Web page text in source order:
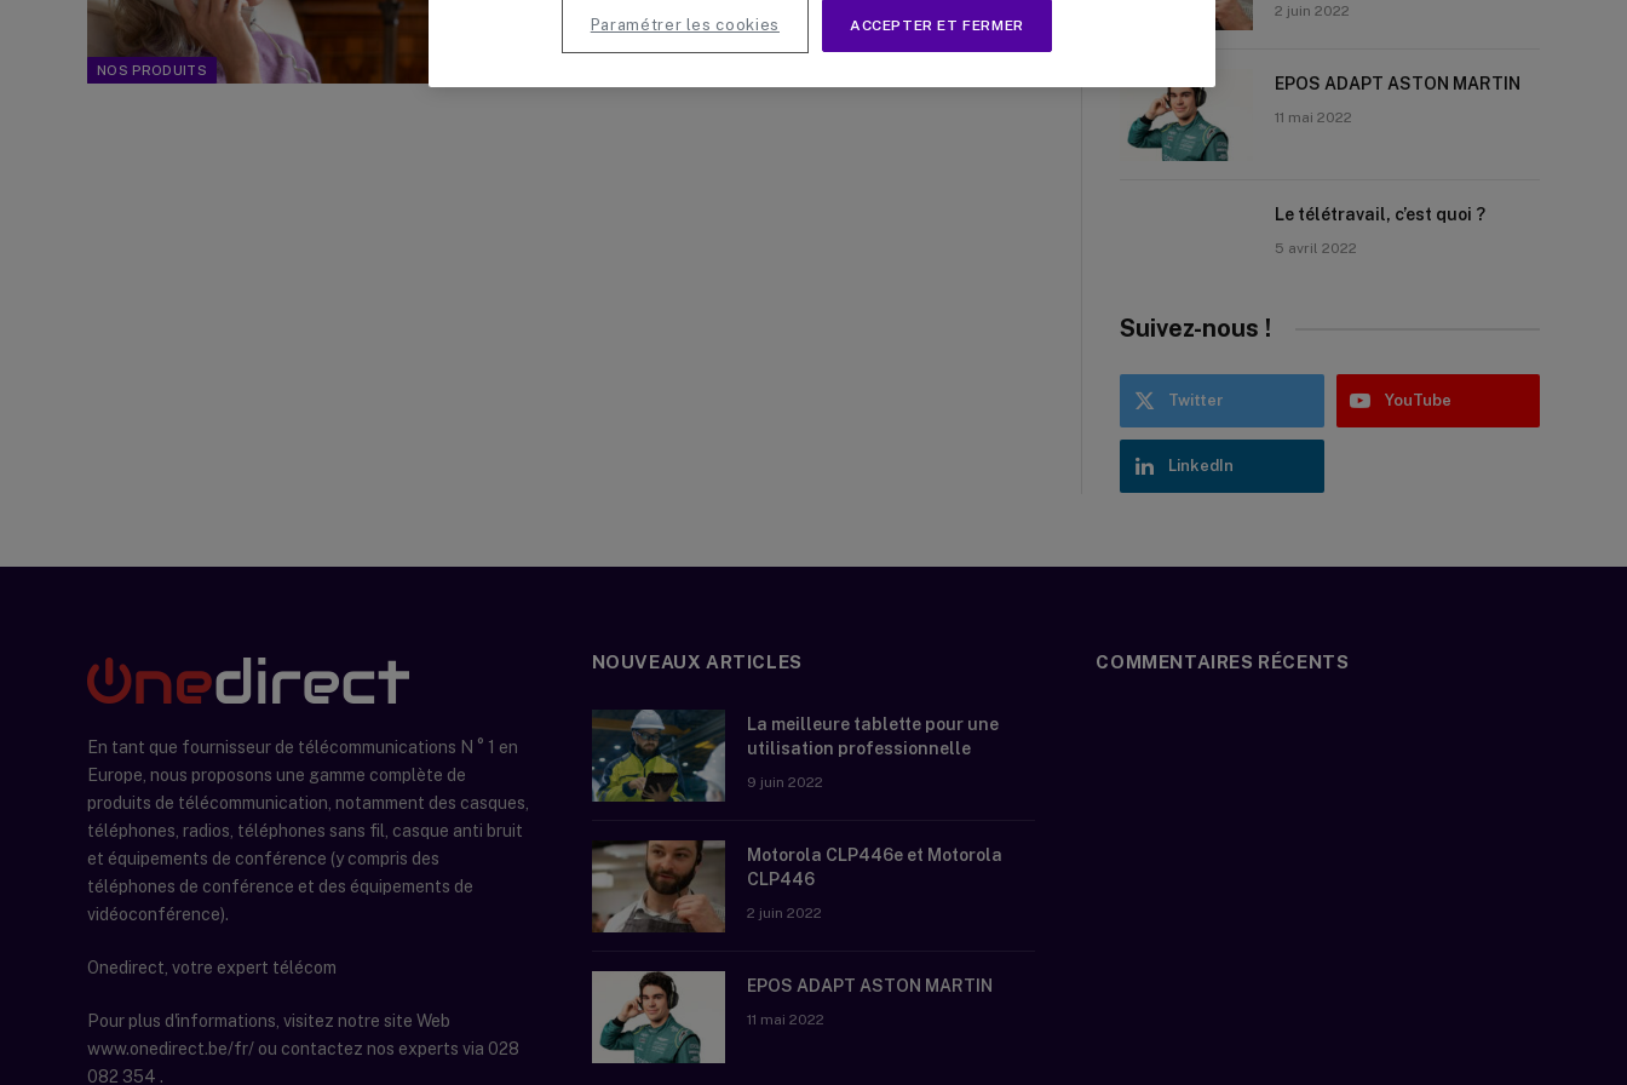
NOS PRODUITS
faciles d’utilisation. Dans…
2 juin 2022
EPOS ADAPT ASTON MARTIN
11 mai 2022
Le télétravail, c’est quoi ?
5 avril 2022
Suivez-nous !
Twitter YouTube
LinkedIn
En tant que fournisseur de télécommunications N ° 1 en
Europe, nous proposons une gamme complète de
produits de télécommunication, notamment des casques,
téléphones, radios, téléphones sans fil, casque anti bruit
et équipements de conférence (y compris des
téléphones de conférence et des équipements de
vidéoconférence).
Onedirect, votre expert télécom
Pour plus d'informations, visitez notre site Web
www.onedirect.be/fr/ ou contactez nos experts via 028
082 354 .
NOUVEAUX ARTICLES
La meilleure tablette pour une
utilisation professionnelle
9 juin 2022
Motorola CLP446e et Motorola
CLP446
2 juin 2022
EPOS ADAPT ASTON MARTIN
11 mai 2022
COMMENTAIRES RÉCENTS
ACCEPTER ET FERMER
Paramétrer les cookies